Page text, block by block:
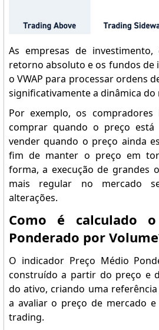
As empresas de
retorno absoluto e os fundos de
o VWAP para processar ordens
significativamente a dinâmica do
Por exemplo, os compradores
comprar quando o preço está
vender quando o preço ainda
fim de manter o preço em
forma, a execução de grandes
mais regular no mercado
alterações.
Como é calculado
Ponderado por
O indicador Preço Médio
construído a partir do preço e
do ativo, criando uma
a avaliar o preço de mercado
trading.